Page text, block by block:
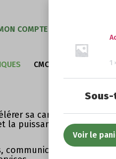
1
Voir le
COMPTE
CMO PROFILES 2024
sa carrière : l’Adetem
puissance du 1er
communication, data,